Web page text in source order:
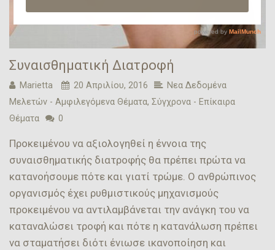
Συναισθηματική Διατροφή
Marietta 20 Απριλίου, 2016
Νεα Δεδομένα
Μελετών - Αμφιλεγόμενα Θέματα, Σύγχρονα - Επίκαιρα
Θέματα
0
Προκειμένου να αξιολογηθεί η έννοια της
συναισθηματικής διατροφής θα πρέπει πρώτα να
κατανοήσουμε πότε και γιατί τρώμε. Ο ανθρώπινος
οργανισμός έχει ρυθμιστικούς μηχανισμούς
προκειμένου να αντιλαμβάνεται την ανάγκη του να
καταναλώσει τροφή και πότε η κατανάλωση πρέπει
να σταματήσει διότι ένιωσε ικανοποίηση και